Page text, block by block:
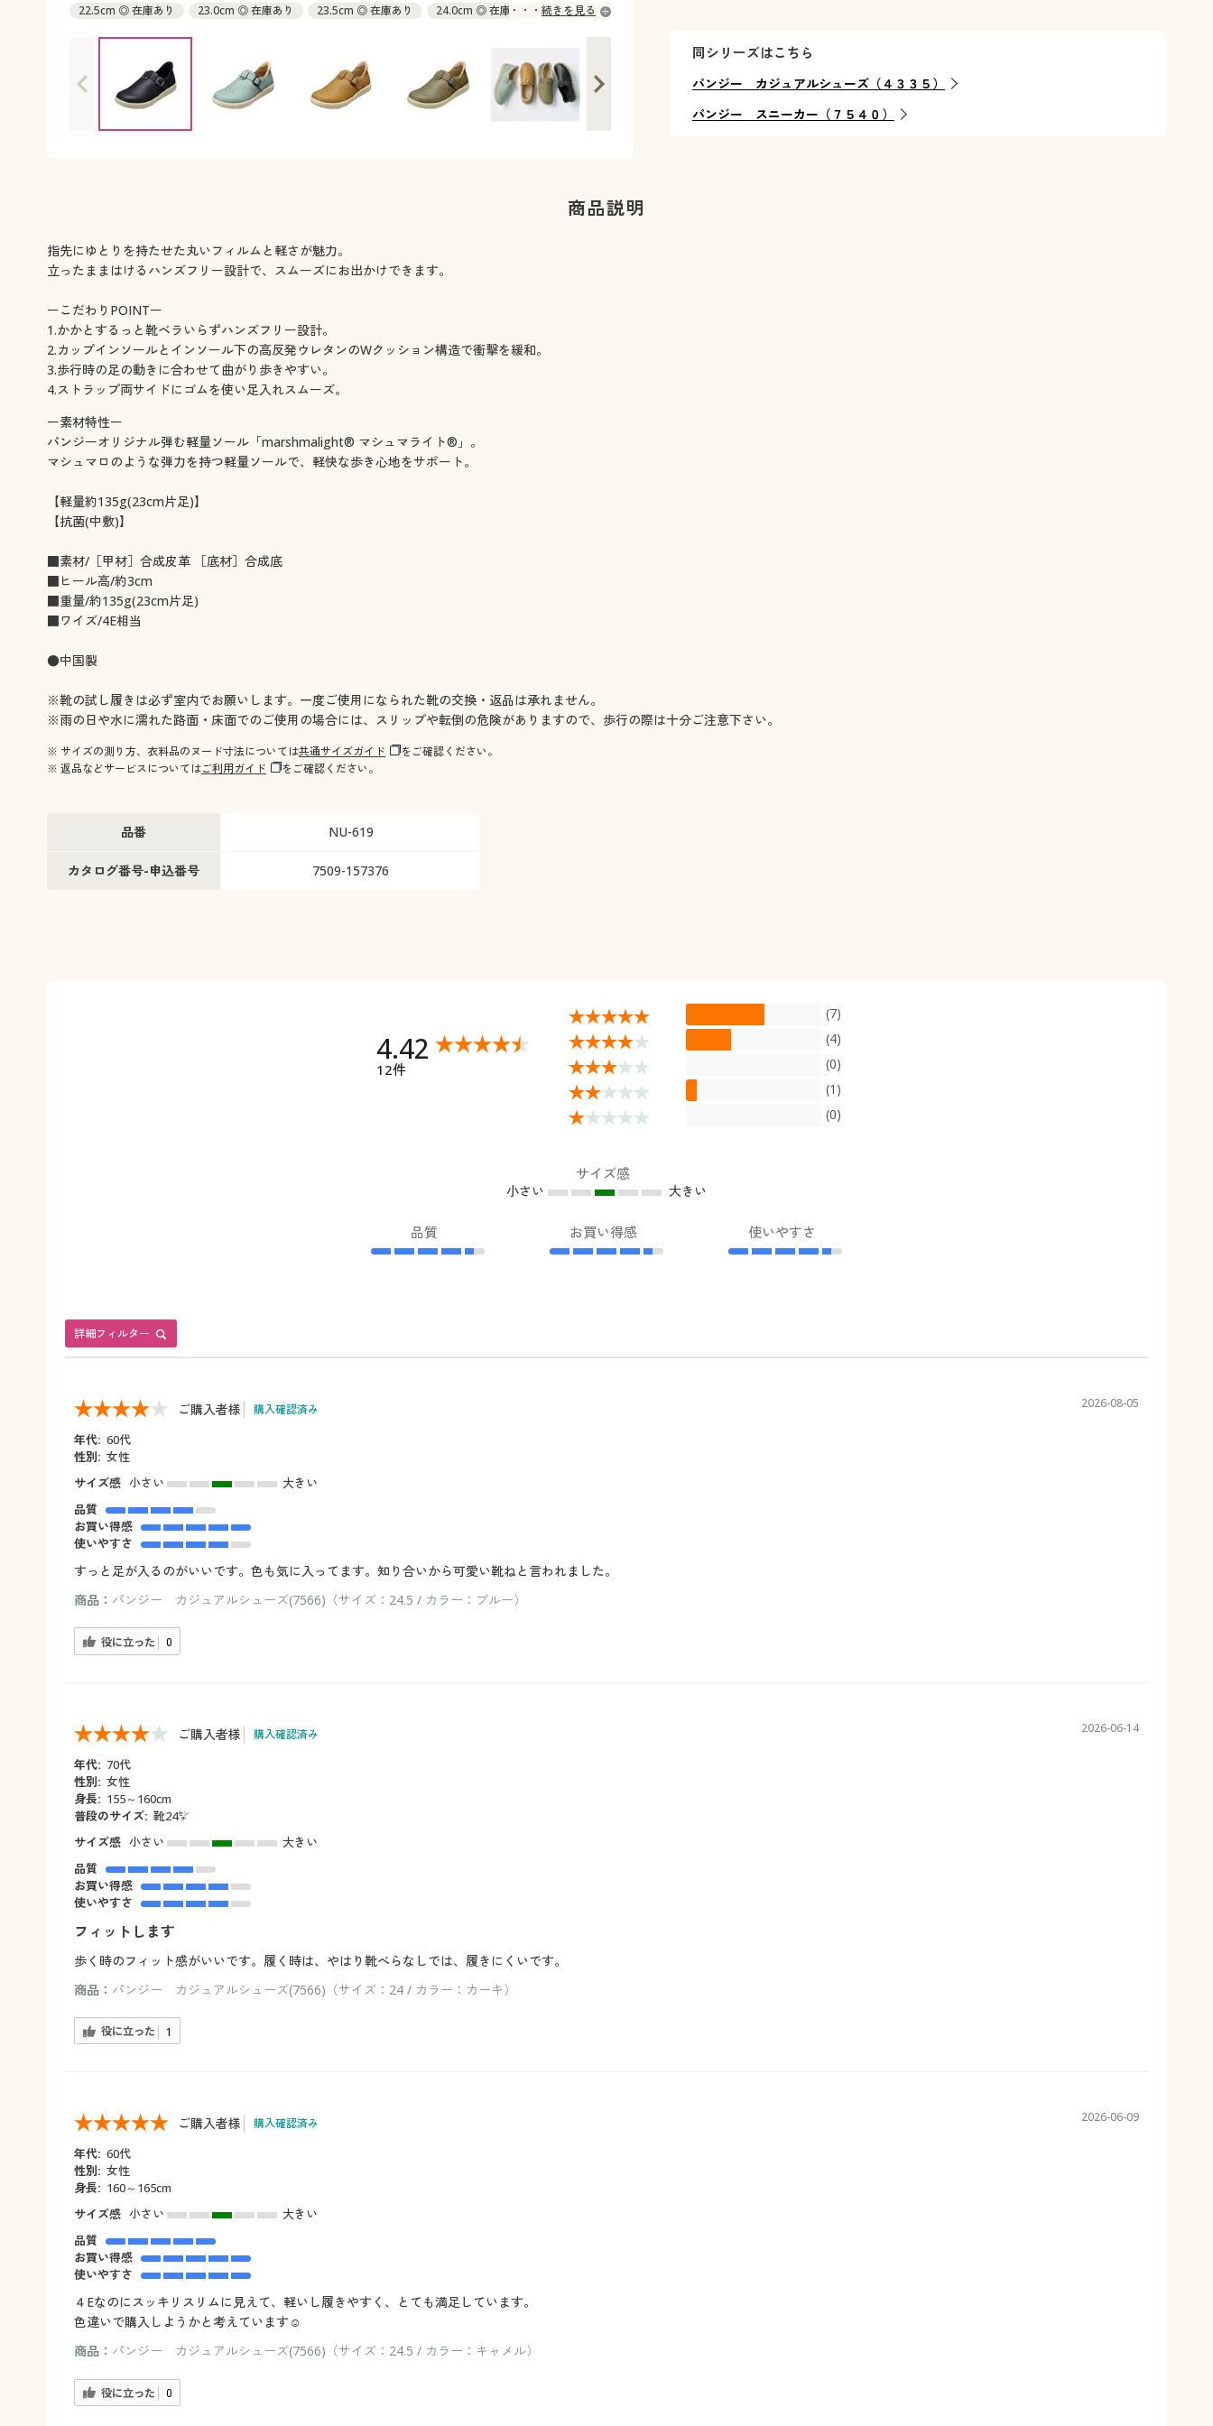
22.5cm ◎ 在庫あり 23.0cm ◎ 在庫あり 23.5cm ◎ 在庫あり
24.0cm ◎ 在庫あり
続きを見る
同シリーズはこちら
パンジー カジュアルシューズ（４３３５）
パンジー スニーカー（７５４０）
商品説明
指先にゆとりを持たせた丸いフィルムと軽さが魅力。
立ったままはけるハンズフリー設計で、スムーズにお出かけできます。
ーこだわりPOINTー
1.かかとするっと靴ベラいらずハンズフリー設計。
2.カップインソールとインソール下の高反発ウレタンのWクッション構造で衝撃を緩和。
3.歩行時の足の動きに合わせて曲がり歩きやすい。
4.ストラップ両サイドにゴムを使い足入れスムーズ。
ー素材特性ー
パンジーオリジナル弾む軽量ソール「marshmalight® マシュマライト®」。
マシュマロのような弾力を持つ軽量ソールで、軽快な歩き心地をサポート。
【軽量約135g(23cm片足)】
【抗菌(中敷)】
■素材/［甲材］合成皮革 ［底材］合成底
■ヒール高/約3cm
■重量/約135g(23cm片足)
■ワイズ/4E相当
●中国製
※靴の試し履きは必ず室内でお願いします。一度ご使用になられた靴の交換・返品は承れません。
※雨の日や水に濡れた路面・床面でのご使用の場合には、スリップや転倒の危険がありますので、歩行の際は十分ご注意下さい。
※ サイズの測り方、衣料品のヌード寸法については共通サイズガイド
をご確認ください。
※ 返品などサービスについてはご利用ガイド をご確認ください。
品番 NU-619
カタログ番号-申込番号 7509-157376
4.42
12件
(7)
(4)
(0)
(1)
(0)
サイズ感
小さい 大きい
品質 お買い得感 使いやすさ
詳細フィルター
ご購入者様 購入確認済み 2026-08-05
年代: 60代
性別: 女性
サイズ感 小さい
大きい
品質
お買い得感
使いやすさ
すっと足が入るのがいいです。色も気に入ってます。知り合いから可愛い靴ねと言われました。
商品： パンジー カジュアルシューズ(7566)（サイズ：24.5 / カラー：ブルー）
役に立った 0
ご購入者様 購入確認済み 2026-06-14
年代: 70代
性別: 女性
身長: 155～160cm
普段のサイズ: 靴24㌢
サイズ感 小さい
大きい
品質
お買い得感
使いやすさ
フィットします
歩く時のフィット感がいいです。履く時は、やはり靴べらなしでは、履きにくいです。
商品： パンジー カジュアルシューズ(7566)（サイズ：24 / カラー：カーキ）
役に立った 1
ご購入者様 購入確認済み 2026-06-09
年代: 60代
性別: 女性
身長: 160～165cm
サイズ感 小さい
大きい
品質
お買い得感
使いやすさ
４Eなのにスッキリスリムに見えて、軽いし履きやすく、とても満足しています。
色違いで購入しようかと考えています☺️
商品： パンジー カジュアルシューズ(7566)（サイズ：24.5 / カラー：キャメル）
役に立った 0